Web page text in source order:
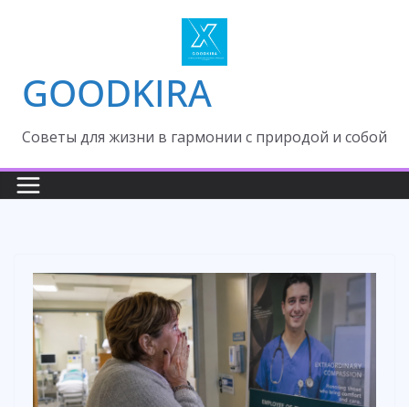
GOODKIRA
Cоветы для жизни в гармонии с природой и собой